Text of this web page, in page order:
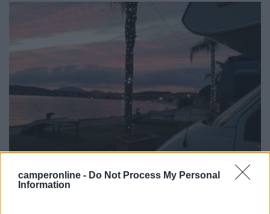
camperonline - Do Not Process My Personal
Information